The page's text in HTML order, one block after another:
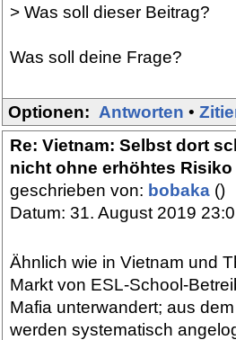
> Was soll dieser Beitrag?
Was soll deine Frage?
Optionen: Antworten •
Re: Vietnam: Selbst dort
nicht ohne erhöhtes
geschrieben von: bobaka ()
Datum: 31. August 2019
Ähnlich wie in Vietnam und
Markt von ESL-School-
Mafia unterwandert; aus
werden systematisch